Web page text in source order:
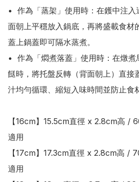
•  作為「蒸架」使用時：在鑊中注
面朝上平穩放入鍋底，再將盛載食材
蓋上鍋蓋即可隔水蒸煮。
•  作為「燜煮落蓋」使用時：在燉
餸時，將托盤反轉（背面朝上）直接
汁均勻循環、縮短入味時間並防止食
【16cm】15.5cm直徑 x 2.8cm高 /
適用
【17cm】17.3cm直徑 x 2.8cm高 /
適用